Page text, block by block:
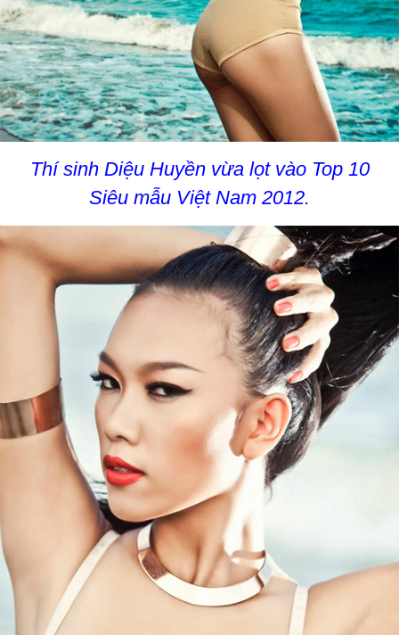
Thí sinh Diệu Huyền vừa lọt vào Top 10
Siêu mẫu Việt Nam 2012.